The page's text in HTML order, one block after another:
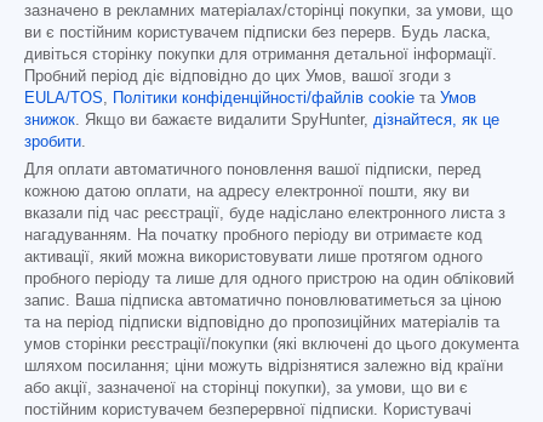
зазначено в рекламних матеріалах/сторінці покупки, за умови, що
ви є постійним користувачем підписки без перерв. Будь ласка,
дивіться сторінку покупки для отримання детальної інформації.
Пробний період діє відповідно до цих Умов, вашої згоди з
EULA/TOS, Політики конфіденційності/файлів cookie та Умов
знижок. Якщо ви бажаєте видалити SpyHunter, дізнайтеся, як це
зробити.
Для оплати автоматичного поновлення вашої підписки, перед
кожною датою оплати, на адресу електронної пошти, яку ви
вказали під час реєстрації, буде надіслано електронного листа з
нагадуванням. На початку пробного періоду ви отримаєте код
активації, який можна використовувати лише протягом одного
пробного періоду та лише для одного пристрою на один обліковий
запис. Ваша підписка автоматично поновлюватиметься за ціною
та на період підписки відповідно до пропозиційних матеріалів та
умов сторінки реєстрації/покупки (які включені до цього документа
шляхом посилання; ціни можуть відрізнятися залежно від країни
або акції, зазначеної на сторінці покупки), за умови, що ви є
постійним користувачем безперервної підписки. Користувачі